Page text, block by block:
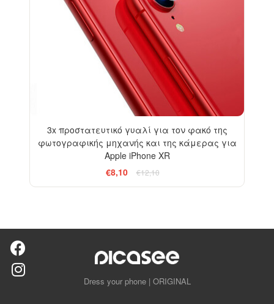
3x προστατευτικό γυαλί για τον φακό της
φωτογραφικής μηχανής και της κάμερας για
Apple iPhone XR
€8,10
€12,10
Dress your phone | ORIGINAL